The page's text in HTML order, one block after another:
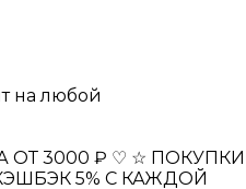
на любой
ОТ 3000 ₽ ♡ ☆ ПОКУПКИ
5% С КАЖДОЙ